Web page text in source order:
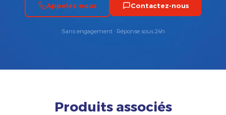
Appelez-nous Contactez-nous
Sans engagement · Réponse sous 24h
Produits associés